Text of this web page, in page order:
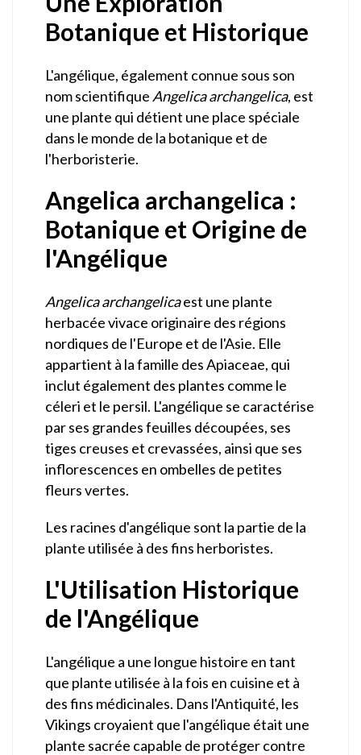
Botanique et Historique
L'angélique, également connue sous son
nom scientifique Angelica archangelica, est
une plante qui détient une place spéciale
dans le monde de la botanique et de
l'herboristerie.
Angelica archangelica :
Botanique et Origine de
l'Angélique
Angelica archangelicaest une plante
herbacée vivace originaire des régions
nordiques de l'Europe et de l'Asie. Elle
appartient à la famille des Apiaceae, qui
inclut également des plantes comme le
céleri et le persil. L'angélique se caractérise
par ses grandes feuilles découpées, ses
tiges creuses et crevassées, ainsi que ses
inflorescences en ombelles de petites
fleurs vertes.
Les racines d'angélique sont la partie de la
plante utilisée à des fins herboristes.
L'Utilisation Historique
de l'Angélique
L'angélique a une longue histoire en tant
que plante utilisée à la fois en cuisine et à
des fins médicinales. Dans l'Antiquité, les
Vikings croyaient que l'angélique était une
plante sacrée capable de protéger contre